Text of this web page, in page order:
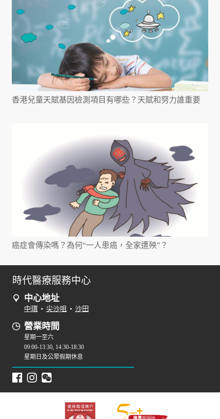
香港兒童天賦基因檢測項目有哪些？天賦和努力誰重要
癌症會傳染嗎？為何“一人患癌，全家遭殃”？
時代醫療服務中心
中心地址
中環 • 尖沙咀 • 沙田
營業時間
星期一至六
09:00-13:30, 14:30-18:30
星期日及公眾假期休息